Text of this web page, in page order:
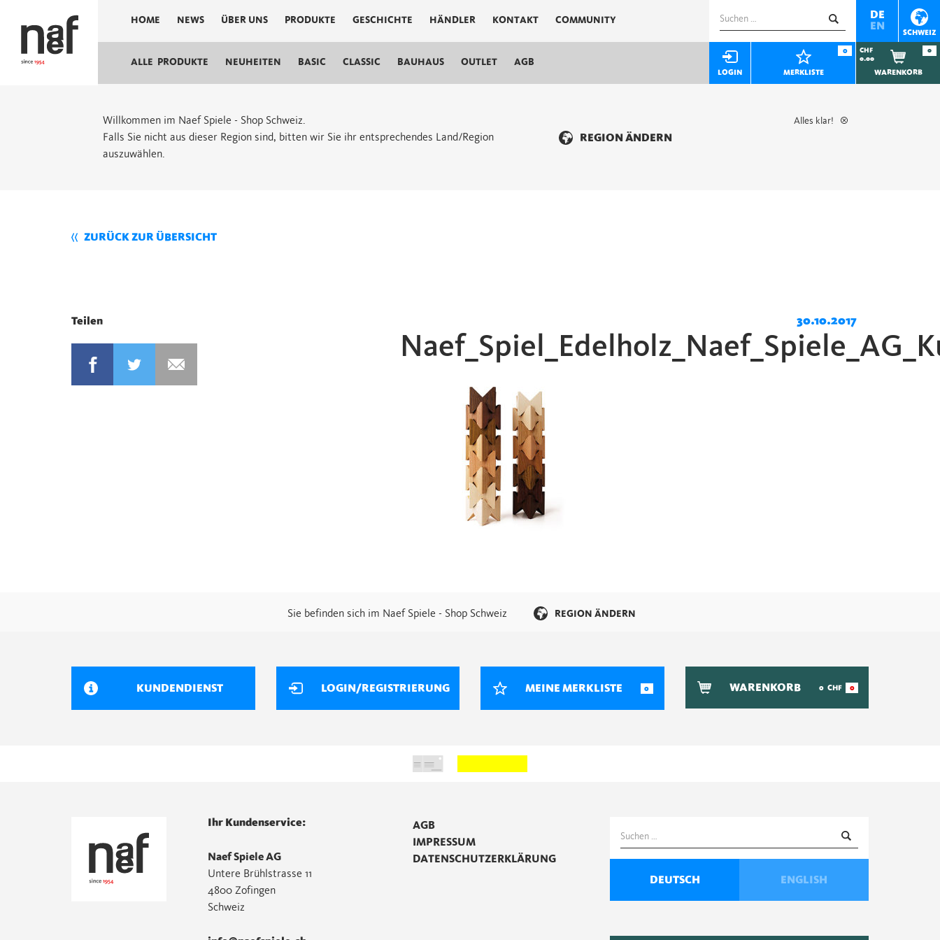
HOME NEWS ÜBER UNS PRODUKTE GESCHICHTE HÄNDLER KONTAKT COMMUNITY
DE
EN
SCHWEIZ
Suchen
nach:
ALLE PRODUKTE NEUHEITEN BASIC CLASSIC BAUHAUS OUTLET AGB
LOGIN MERKLISTE
0
CHF
0.00
WARENKORB
0
Willkommen im Naef Spiele - Shop Schweiz.
Falls Sie nicht aus dieser Region sind, bitten wir Sie ihr entsprechendes Land/Region
auszuwählen.
REGION ÄNDERN
Alles klar!
ZURÜCK ZUR ÜBERSICHT
Teilen 30.10.2017
Sie befinden sich im Naef Spiele - Shop Schweiz REGION ÄNDERN
KUNDENDIENST LOGIN/REGISTRIERUNG MEINE MERKLISTE 0 WARENKORB 0 CHF 0
Ihr Kundenservice:
Naef Spiele AG
Untere Brühlstrasse 11
4800 Zofingen
Schweiz
AGB
IMPRESSUM
DATENSCHUTZERKLÄRUNG
Suchen
nach:
DEUTSCH ENGLISH